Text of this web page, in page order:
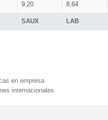
SAUX LAB
9,20 8,64
en empresa
internacionales